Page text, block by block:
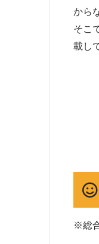
から
そこ
載し
※総